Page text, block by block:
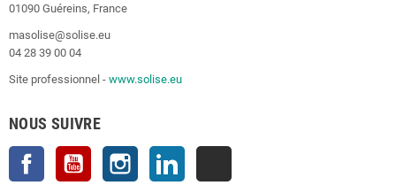
01090 Guéreins, France
masolise@solise.eu
04 28 39 00 04
Site professionnel - www.solise.eu
NOUS SUIVRE
Facebook YouTube Instagram